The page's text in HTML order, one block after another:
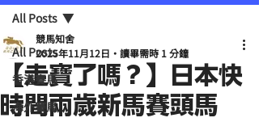
All Posts
香港賽馬
海外賽馬
All Posts
【走寶了嗎？】日本快
時間兩歲新馬賽頭馬
競馬知舍
2025年11月12日
讀畢需時 1 分鐘